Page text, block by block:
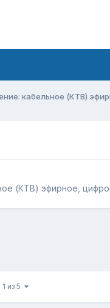
кабельное (КТВ)
(КТВ) эфирное,
из 5